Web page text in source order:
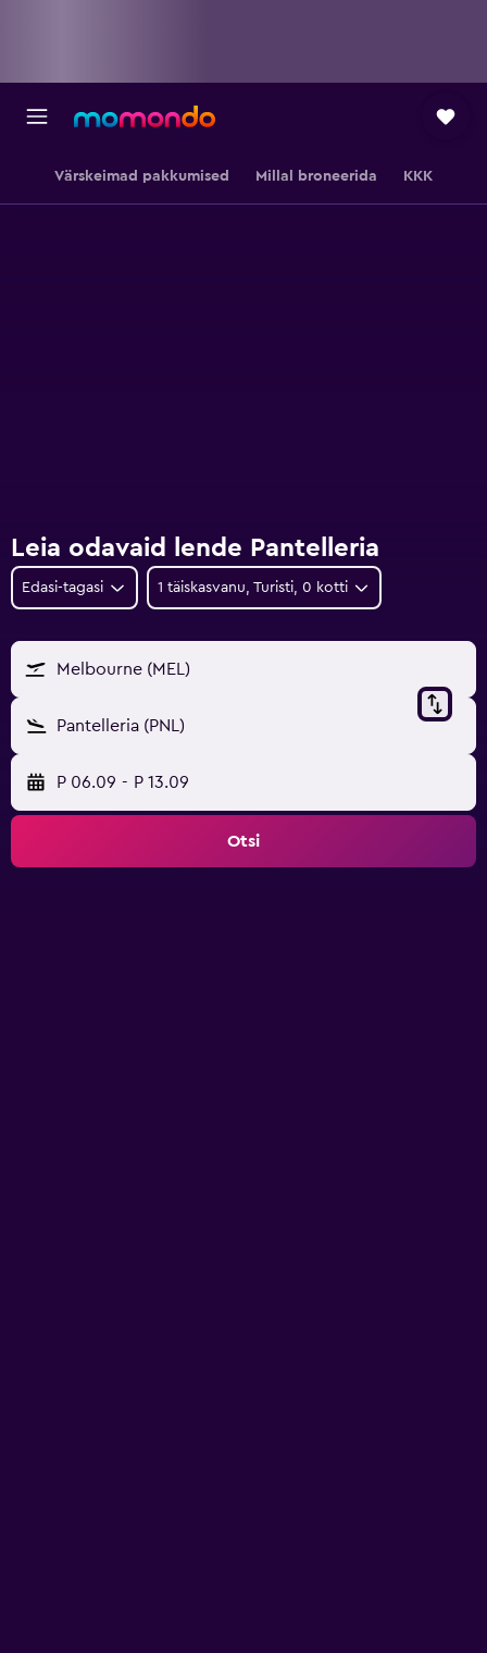
Värskeimad pakkumised Millal broneerida KKK
Leia odavaid lende Pantelleria
Edasi-tagasi 1 täiskasvanu, Turisti, 0 kotti
Melbourne (MEL)
Pantelleria (PNL)
P 06.09 - P 13.09
Otsi